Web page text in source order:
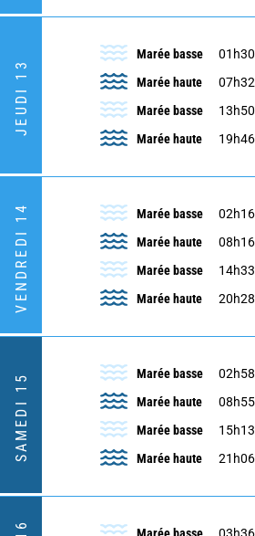
JEUDI 13
Marée basse 01h30
Marée haute
07h32
Marée basse 13h50
Marée haute
19h46
VENDREDI 14 Marée basse 02h16
Marée haute
08h16
Marée basse 14h33
Marée haute
20h28
SAMEDI 15 Marée basse 02h58
Marée haute
08h55
Marée basse 15h13
Marée haute
21h06